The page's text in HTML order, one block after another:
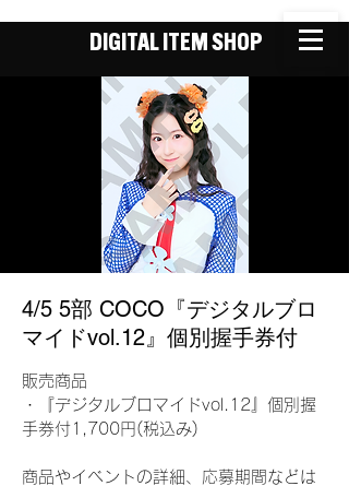
DIGITAL ITEM SHOP
4/5 5部 COCO『デジタルブロ
マイドvol.12』個別握手券付
販売商品
・『デジタルブロマイドvol.12』個別握
手券付1,700円(税込み)
商品やイベントの詳細、応募期間などは